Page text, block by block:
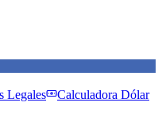
Legales
Calculadora Dólar